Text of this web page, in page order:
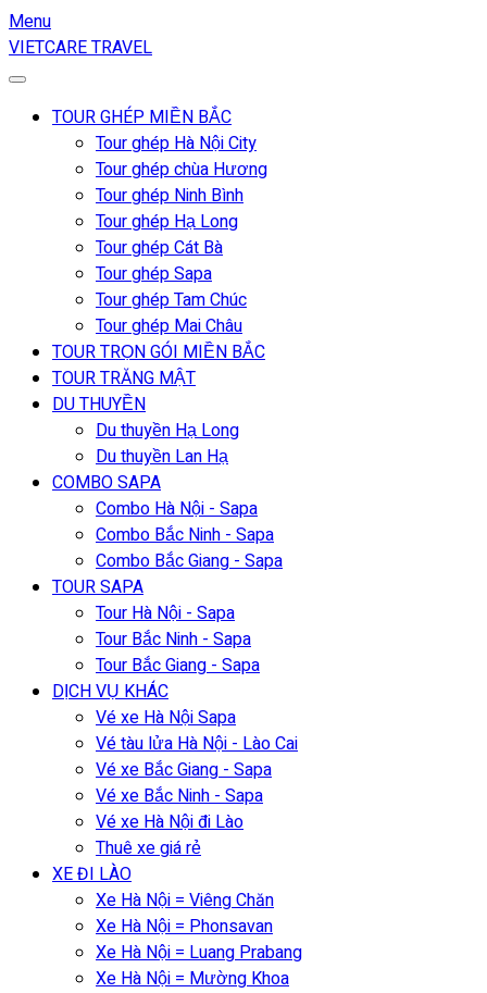
Menu
VIETCARE TRAVEL
TOUR GHÉP MIỀN BẮC
Tour ghép Hà Nội City
Tour ghép chùa Hương
Tour ghép Ninh Bình
Tour ghép Hạ Long
Tour ghép Cát Bà
Tour ghép Sapa
Tour ghép Tam Chúc
Tour ghép Mai Châu
TOUR TRỌN GÓI MIỀN BẮC
TOUR TRĂNG MẬT
DU THUYỀN
Du thuyền Hạ Long
Du thuyền Lan Hạ
COMBO SAPA
Combo Hà Nội - Sapa
Combo Bắc Ninh - Sapa
Combo Bắc Giang - Sapa
TOUR SAPA
Tour Hà Nội - Sapa
Tour Bắc Ninh - Sapa
Tour Bắc Giang - Sapa
DỊCH VỤ KHÁC
Vé xe Hà Nội Sapa
Vé tàu lửa Hà Nội - Lào Cai
Vé xe Bắc Giang - Sapa
Vé xe Bắc Ninh - Sapa
Vé xe Hà Nội đi Lào
Thuê xe giá rẻ
XE ĐI LÀO
Xe Hà Nội = Viêng Chăn
Xe Hà Nội = Phonsavan
Xe Hà Nội = Luang Prabang
Xe Hà Nội = Mường Khoa